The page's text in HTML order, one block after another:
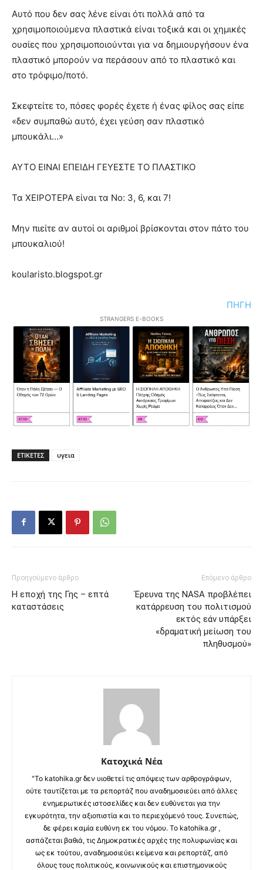
Αυτό που δεν σας λένε είναι ότι πολλά από τα
χρησιμοποιούμενα πλαστικά είναι τοξικά και οι χημικές
ουσίες που χρησιμοποιούνται για να δημιουργήσουν ένα
πλαστικό μπορούν να περάσουν από το πλαστικό και
στο τρόφιμο/ποτό.
Σκεφτείτε το, πόσες φορές έχετε ή ένας φίλος σας είπε
«δεν συμπαθώ αυτό, έχει γεύση σαν πλαστικό
μπουκάλι…»
ΑΥΤΟ ΕΙΝΑΙ ΕΠΕΙΔΗ ΓΕΥΕΣΤΕ ΤΟ ΠΛΑΣΤΙΚΟ
Τα ΧΕΙΡΟΤΕΡΑ είναι τα Νο: 3, 6, και 7!
Mην πιείτε αν αυτοί οι αριθμοί βρίσκονται στον πάτο του
μπουκαλιού!
koularisto.blogspot.gr
ΠΗΓΗ
STRANGERS E-BOOKS
ΕΤΙΚΕΤΕΣ υγεια
Προηγούμενο άρθρο
Η εποχή της Γης – επτά
καταστάσεις
Επόμενο άρθρο
Έρευνα της NASA προβλέπει
κατάρρευση του πολιτισμού
εκτός εάν υπάρξει
«δραματική μείωση του
πληθυσμού»
Κατοχικά Νέα
"Το katohika.gr δεν υιοθετεί τις απόψεις των αρθρογράφων,
ούτε ταυτίζεται με τα ρεπορτάζ που αναδημοσιεύει από άλλες
ενημερωτικές ιστοσελίδες και δεν ευθύνεται για την
εγκυρότητα, την αξιοπιστία και το περιεχόμενό τους. Συνεπώς,
δε φέρει καμία ευθύνη εκ του νόμου. Το katohika.gr ,
ασπάζεται βαθιά, τις Δημοκρατικές αρχές της πολυφωνίας και
ως εκ τούτου, αναδημοσιεύει κείμενα και ρεπορτάζ, από
όλους τους πολιτικούς, κοινωνικούς και επιστημονικούς